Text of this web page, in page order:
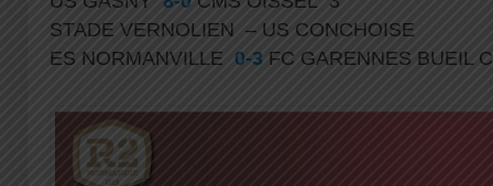
STADE VERNOLIEN – US CONCHOISE
ES NORMANVILLE 0-3 FC GARENNES BUEIL